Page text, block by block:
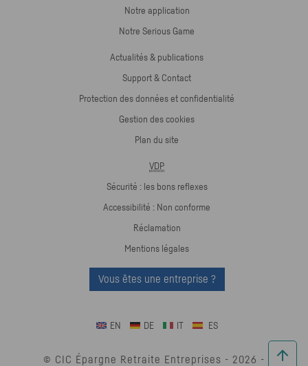
Notre application
Notre Serious Game
Actualités & publications
Support & Contact
Protection des données et confidentialité
Gestion des cookies
Plan du site
VDP
Sécurité : les bons reflexes
Accessibilité : Non conforme
Réclamation
Mentions légales
Vous êtes une entreprise ?
EN DE IT ES
© CIC Épargne Retraite Entreprises - 2026 -